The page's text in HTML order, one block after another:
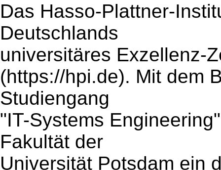
Das Hasso-Plattner-
Deutschlands
universitäres Exzellenz-
(https://hpi.de). Mit dem
Studiengang
"IT-Systems
Fakultät der
Universität Potsdam ein